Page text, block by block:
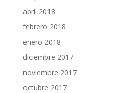
abril 2018
febrero 2018
enero 2018
diciembre 2017
noviembre 2017
octubre 2017